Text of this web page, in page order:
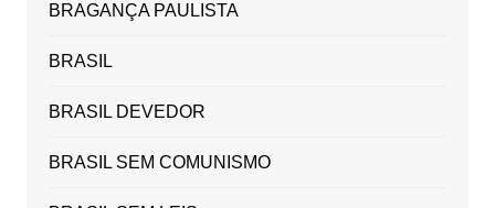
BRAGANÇA PAULISTA
BRASIL
BRASIL DEVEDOR
BRASIL SEM COMUNISMO